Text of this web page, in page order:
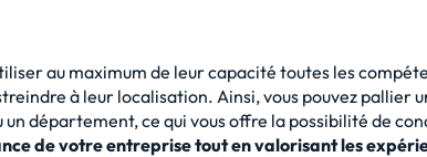
au maximum de leur capacité toutes les
à leur localisation. Ainsi, vous pouvez pallier
un département, ce qui vous offre la possibilité de
de votre entreprise tout en valorisant les